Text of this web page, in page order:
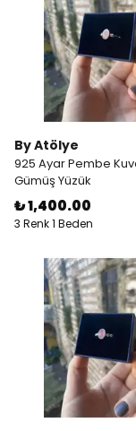
By Atölye
925 Ayar Pembe
Gümüş Yüzük
₺ 1,400.00
3 Renk 1 Beden